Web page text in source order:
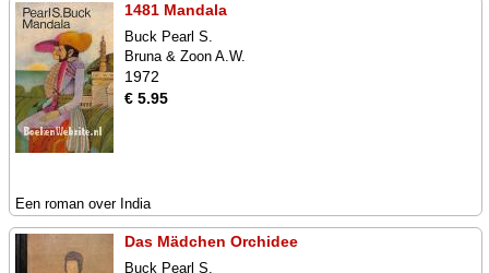
1481 Mandala
Buck Pearl S.
Bruna & Zoon A.W.
1972
€ 5.95
Een roman over India
Das Mädchen Orchidee
Buck Pearl S.